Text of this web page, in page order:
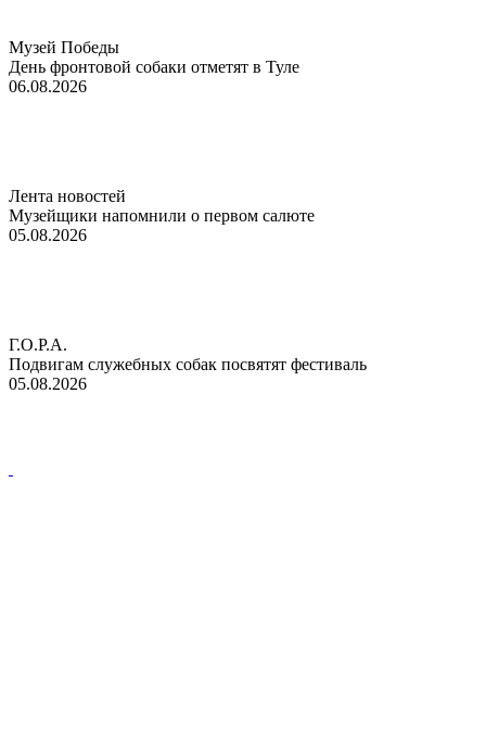
Музей Победы
День фронтовой собаки отметят в Туле
06.08.2026
Лента новостей
Музейщики напомнили о первом салюте
05.08.2026
Г.О.Р.А.
Подвигам служебных собак посвятят фестиваль
05.08.2026